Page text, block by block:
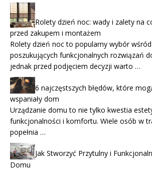
Rolety dzień noc: wady i zalety na
przed zakupem i montażem
Rolety dzień noc to popularny wybór
poszukujących funkcjonalnych rozwiązań
jednak przed podjęciem decyzji warto …
6 najczęstszych błędów, które
wspaniały dom
Urządzanie domu to nie tylko kwestia
funkcjonalności i komfortu. Wiele osób w
popełnia …
Jak Stworzyć Przytulny i
Domu